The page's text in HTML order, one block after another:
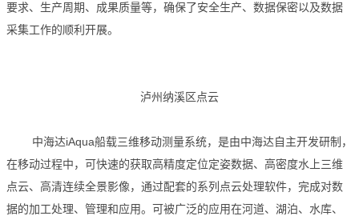
要求、生产周期、成果质量等，确保了安全生产、数据保密以及数据
采集工作的顺利开展。
泸州纳溪区点云
中海达iAqua船载三维移动测量系统，是由中海达自主开发研制，
在移动过程中，可快速的获取高精度定位定姿数据、高密度水上三维
点云、高清连续全景影像，通过配套的系列点云处理软件，完成对数
据的加工处理、管理和应用。可被广泛的应用在河道、湖泊、水库、